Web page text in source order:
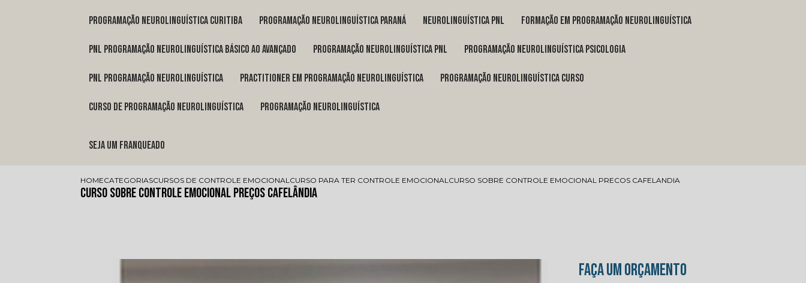
programação neurolinguística Curitiba programação neurolinguística Paraná neurolinguística pnl formação em programação neurolinguística
pnl programação neurolinguística básico ao avançado programação neurolinguística pnl programação neurolinguística psicologia
pnl programação neurolinguística practitioner em programação neurolinguística programação neurolinguística curso
curso de programação neurolinguística programação neurolinguística
Seja um franqueado
HOMECATEGORIASCURSOS DE CONTROLE EMOCIONALCURSO PARA TER CONTROLE EMOCIONALCURSO SOBRE CONTROLE EMOCIONAL PRECOS CAFELANDIA
Curso sobre Controle Emocional Preços Cafelândia
FAÇA UM ORÇAMENTO